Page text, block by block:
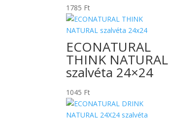
1785 Ft
ECONATURAL
THINK NATURAL
szalvéta 24×24
1045 Ft